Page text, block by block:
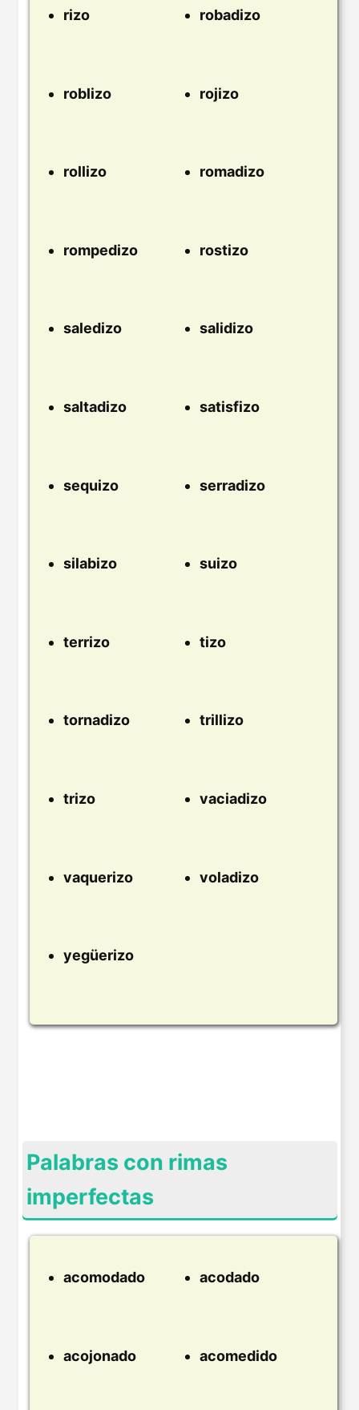
rizo robadizo
roblizo rojizo
rollizo romadizo
rompedizo rostizo
saledizo salidizo
saltadizo satisfizo
sequizo serradizo
silabizo suizo
terrizo tizo
tornadizo trillizo
trizo vaciadizo
vaquerizo voladizo
yegüerizo
Palabras con rimas
imperfectas
acomodado acodado
acojonado acomedido